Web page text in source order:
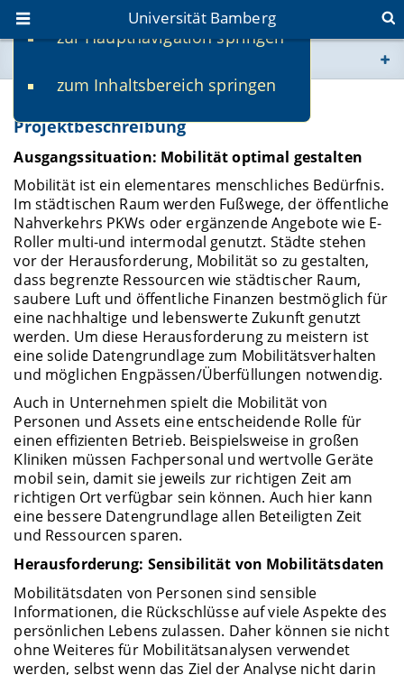
zur Hauptnavigation springen
zum Inhaltsbereich springen
Universität Bamberg
www.uni-bamberg.de
univis.uni-bamberg.de
fis.uni-bamberg.de
Explanym
Projektbeschreibung
Ausgangssituation: Mobilität optimal gestalten
Mobilität ist ein elementares menschliches Bedürfnis.
Im städtischen Raum werden Fußwege, der öffentliche
Nahverkehrs PKWs oder ergänzende Angebote wie E-
Roller multi-und intermodal genutzt. Städte stehen
vor der Herausforderung, Mobilität so zu gestalten,
dass begrenzte Ressourcen wie städtischer Raum,
saubere Luft und öffentliche Finanzen bestmöglich für
eine nachhaltige und lebenswerte Zukunft genutzt
werden. Um diese Herausforderung zu meistern ist
eine solide Datengrundlage zum Mobilitätsverhalten
und möglichen Engpässen/Überfüllungen notwendig.
Auch in Unternehmen spielt die Mobilität von
Personen und Assets eine entscheidende Rolle für
einen effizienten Betrieb. Beispielsweise in großen
Kliniken müssen Fachpersonal und wertvolle Geräte
mobil sein, damit sie jeweils zur richtigen Zeit am
richtigen Ort verfügbar sein können. Auch hier kann
eine bessere Datengrundlage allen Beteiligten Zeit
und Ressourcen sparen.
Herausforderung: Sensibilität von Mobilitätsdaten
Mobilitätsdaten von Personen sind sensible
Informationen, die Rückschlüsse auf viele Aspekte des
persönlichen Lebens zulassen. Daher können sie nicht
ohne Weiteres für Mobilitätsanalysen verwendet
werden, selbst wenn das Ziel der Analyse nicht darin